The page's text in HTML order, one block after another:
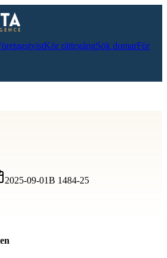
Kör rättegångSök domarFör
2025-09-01B 1484-25